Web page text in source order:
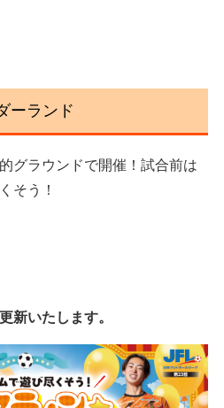
ーランド
グラウンドで開催！試合前は
そう！
新いたします。